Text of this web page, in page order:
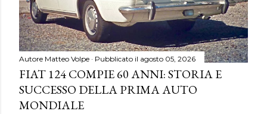
Autore Matteo Volpe Pubblicato il agosto 05, 2026
FIAT 124 COMPIE 60 ANNI: STORIA E
SUCCESSO DELLA PRIMA AUTO
MONDIALE